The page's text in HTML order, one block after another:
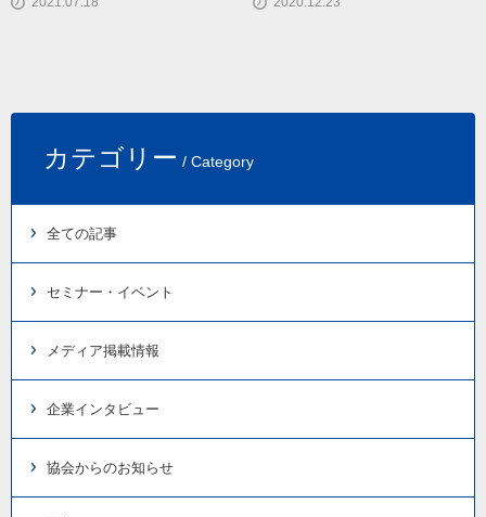
カテゴリー / Category
全ての記事
セミナー・イベント
メディア掲載情報
企業インタビュー
協会からのお知らせ